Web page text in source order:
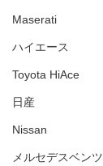
Maserati
ハイエース
Toyota HiAce
日産
Nissan
メルセデスベンツ